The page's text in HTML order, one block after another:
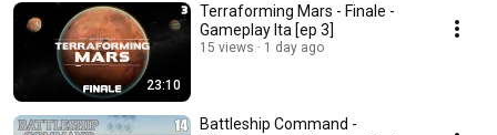
23:10
Terraforming Mars - Finale -
Gameplay Ita [ep 3]
15 views 1 day ago
Battleship Command -